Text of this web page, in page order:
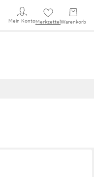
Mein KontoMerkzettel Warenkorb